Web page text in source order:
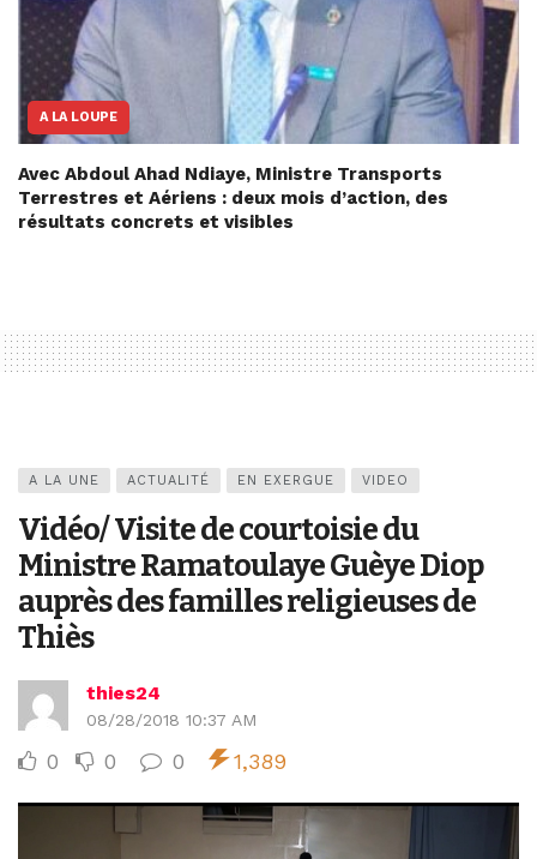
A LA LOUPE
Avec Abdoul Ahad Ndiaye, Ministre Transports
Terrestres et Aériens : deux mois d’action, des
résultats concrets et visibles
A LA UNE ACTUALITÉ EN EXERGUE VIDEO
Vidéo/ Visite de courtoisie du
Ministre Ramatoulaye Guèye Diop
auprès des familles religieuses de
Thiès
thies24
08/28/2018 10:37 AM
0 0 0 1,389